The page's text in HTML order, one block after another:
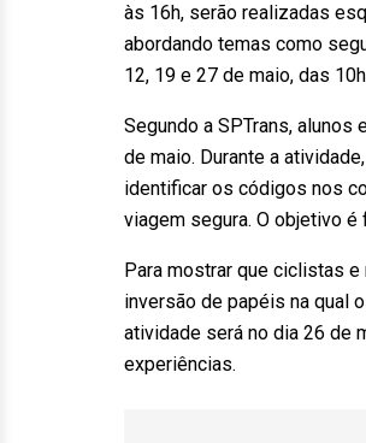
às 16h, serão realizadas
abordando temas como
12, 19 e 27 de maio, das
Segundo a SPTrans, alunos
de maio. Durante a
identificar os códigos nos
viagem segura. O objetivo
Para mostrar que ciclistas
inversão de papéis na qual
atividade será no dia 26 de
experiências.